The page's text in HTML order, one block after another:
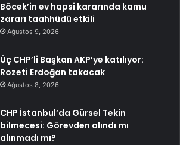
Böcek’in ev hapsi kararında kamu
zararı taahhüdü etkili
Ağustos 9, 2026
Üç CHP’li Başkan AKP’ye katılıyor:
Rozeti Erdoğan takacak
Ağustos 8, 2026
CHP İstanbul’da Gürsel Tekin
bilmecesi: Görevden alındı mı
alınmadı mı?